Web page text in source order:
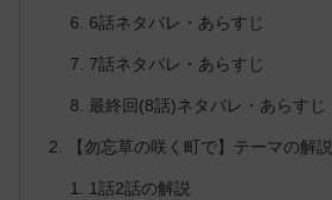
6話ネタバレ・あらすじ
7話ネタバレ・あらすじ
最終回(8話)ネタバレ・あらすじ
【勿忘草の咲く町で】テーマの解説
1話2話の解説